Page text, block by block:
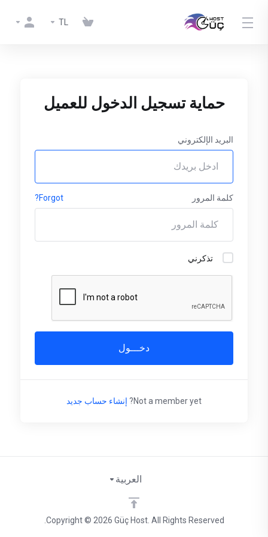
TL
حماية تسجيل الدخول للعميل
البريد الإلكتروني
كلمة المرور Forgot?
تذكرني
دخـــول
Not a member yet? إنشاء حساب جديد
Copyright © 2026 Güç Host. All Rights Reserved.
العربية